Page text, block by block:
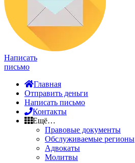
Написать
письмо
Главная
Отправить деньги
Написать письмо
Контакты
Ещё…
Правовые документы
Обслуживаемые регионы
Адвокаты
Молитвы